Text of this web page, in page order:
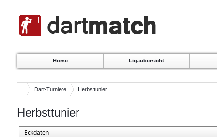
Home Ligaübersicht
Dart-Turniere Herbsttunier
Herbsttunier
Eckdaten